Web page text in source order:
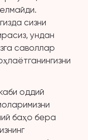
сизни
ундан
саволлар
оддий
баҳо бера